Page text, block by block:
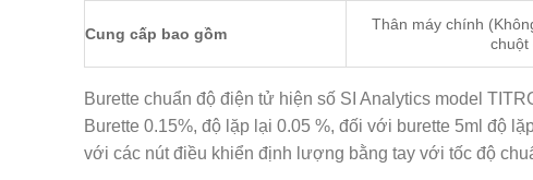
Cung cấp bao gồm
Thân máy chính
chuột
Burette chuẩn độ điện tử hiện số SI Analytics model
Burette 0.15%, độ lặp lại 0.05 %, đối với burette 5ml độ
với các nút điều khiển định lượng bằng tay với tốc độ